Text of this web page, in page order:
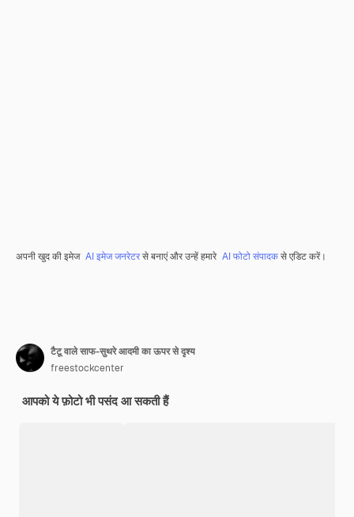
अपनी खुद की इमेज AI इमेज जनरेटरसे बनाएं और उन्हें हमारे AI फोटो संपादकसे एडिट करें।
टैटू वाले साफ-सुथरे आदमी का ऊपर से दृश्य
freestockcenter
आपको ये फ़ोटो भी पसंद आ सकती हैं